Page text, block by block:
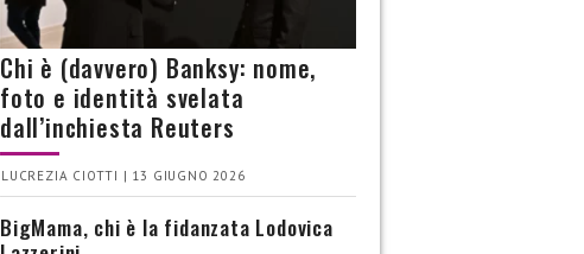
Chi è (davvero) Banksy: nome,
foto e identità svelata
dall’inchiesta Reuters
LUCREZIA CIOTTI | 13 GIUGNO 2026
BigMama, chi è la fidanzata Lodovica